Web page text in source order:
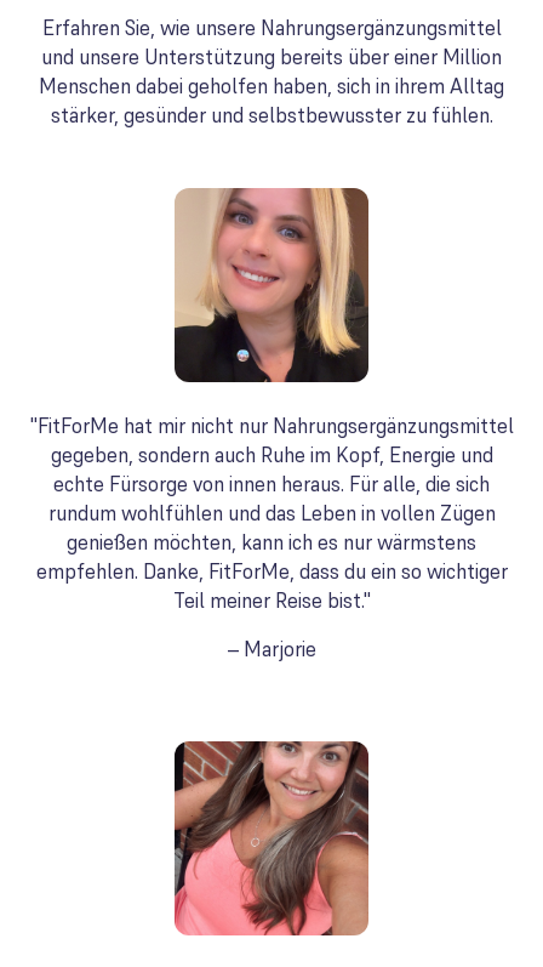
Erfahren Sie, wie unsere Nahrungsergänzungsmittel
und unsere Unterstützung bereits über einer Million
Menschen dabei geholfen haben, sich in ihrem Alltag
stärker, gesünder und selbstbewusster zu fühlen.
"FitForMe hat mir nicht nur Nahrungsergänzungsmittel
gegeben, sondern auch Ruhe im Kopf, Energie und
echte Fürsorge von innen heraus. Für alle, die sich
rundum wohlfühlen und das Leben in vollen Zügen
genießen möchten, kann ich es nur wärmstens
empfehlen. Danke, FitForMe, dass du ein so wichtiger
Teil meiner Reise bist."
– Marjorie